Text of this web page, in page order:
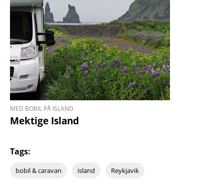
MED BOBIL PÅ ISLAND
Mektige Island
Tags:
bobil & caravan island Reykjavik